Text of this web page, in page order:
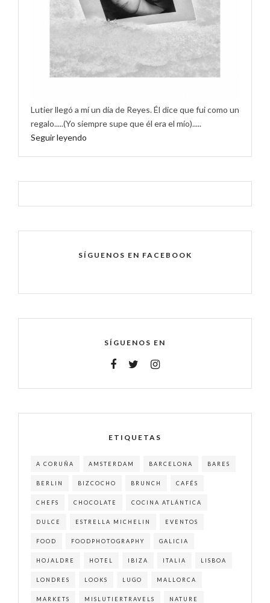
Lutier llegó a mí un día de Reyes. Él dice que fui como un
regalo.....(Yo siempre supe que él era el mío).....
Seguir leyendo
SÍGUENOS EN FACEBOOK
SÍGUENOS EN
ETIQUETAS
A CORUÑA AMSTERDAM BARCELONA BARES
BERLIN BIZCOCHO BRUNCH CAFÉS
CHEFS CHOCOLATE COCINA ATLÁNTICA
DULCE ESTRELLA MICHELIN EVENTOS
FOOD FOODPHOTOGRAPHY GALICIA
HOJALDRE HOTEL IBIZA ITALIA LISBOA
LONDRES LOOKS LUGO MALLORCA
MARKETS MISLUTIERTRAVELS NATURE